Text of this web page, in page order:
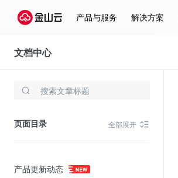
产品与服务 解决方案
文档中心
对象存储(KS3)
页面目录 全部展开
产品更新动态
存储与云分发
云硬盘(EBS)